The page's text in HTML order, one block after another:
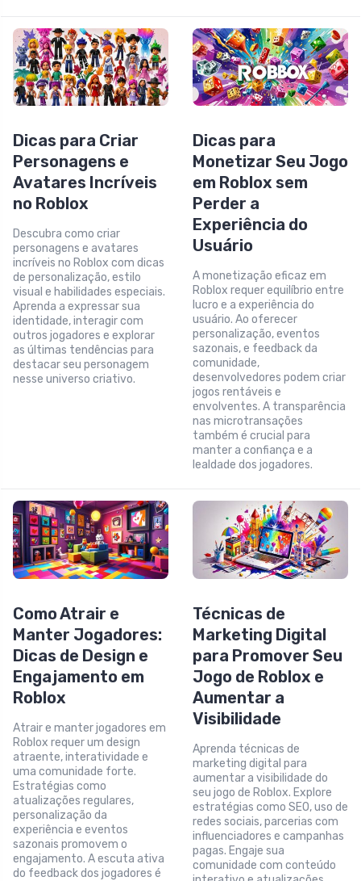
Dicas para Criar
Personagens e
Avatares Incríveis
no Roblox
Descubra como criar
personagens e avatares
incríveis no Roblox com dicas
de personalização, estilo
visual e habilidades especiais.
Aprenda a expressar sua
identidade, interagir com
outros jogadores e explorar
as últimas tendências para
destacar seu personagem
nesse universo criativo.
Dicas para
Monetizar Seu Jogo
em Roblox sem
Perder a
Experiência do
Usuário
A monetização eficaz em
Roblox requer equilíbrio entre
lucro e a experiência do
usuário. Ao oferecer
personalização, eventos
sazonais, e feedback da
comunidade,
desenvolvedores podem criar
jogos rentáveis e
envolventes. A transparência
nas microtransações
também é crucial para
manter a confiança e a
lealdade dos jogadores.
Como Atrair e
Manter Jogadores:
Dicas de Design e
Engajamento em
Roblox
Atrair e manter jogadores em
Roblox requer um design
atraente, interatividade e
uma comunidade forte.
Estratégias como
atualizações regulares,
personalização da
experiência e eventos
sazonais promovem o
engajamento. A escuta ativa
do feedback dos jogadores é
Técnicas de
Marketing Digital
para Promover Seu
Jogo de Roblox e
Aumentar a
Visibilidade
Aprenda técnicas de
marketing digital para
aumentar a visibilidade do
seu jogo de Roblox. Explore
estratégias como SEO, uso de
redes sociais, parcerias com
influenciadores e campanhas
pagas. Engaje sua
comunidade com conteúdo